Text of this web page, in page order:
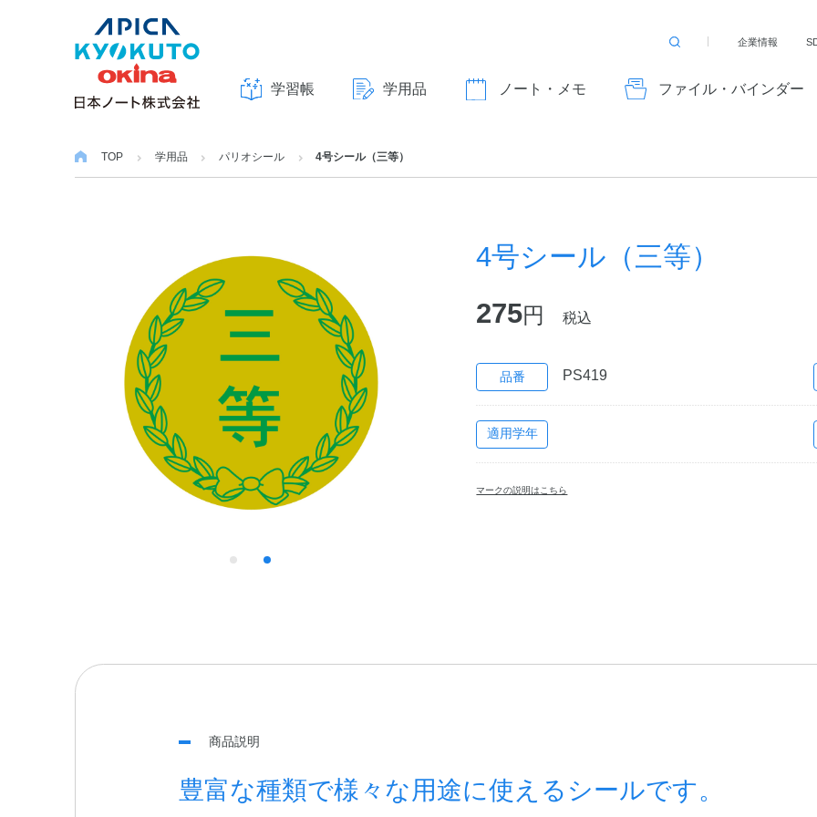
学習帳 学用品 ノート・メモ ファイル・バインダー
検
る
企業情報
TOP 学用品 パリオシール 4号シール（三等）
4号シール（三等）
275円 税込
品番 PS419
適用学年
マークの説明はこちら
商品説明
豊富な種類で様々な用途に使えるシールです。